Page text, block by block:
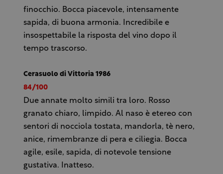
finocchio. Bocca piacevole, intensamente
sapida, di buona armonia. Incredibile e
insospettabile la risposta del vino dopo il
tempo trascorso.
Cerasuolo di Vittoria 1986
84/100
Due annate molto simili tra loro. Rosso
granato chiaro, limpido. Al naso è etereo con
sentori di nocciola tostata, mandorla, tè nero,
anice, rimembranze di pera e ciliegia. Bocca
agile, esile, sapida, di notevole tensione
gustativa. Inatteso.